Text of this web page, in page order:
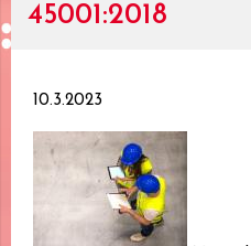
45001:2018
10.3.2023